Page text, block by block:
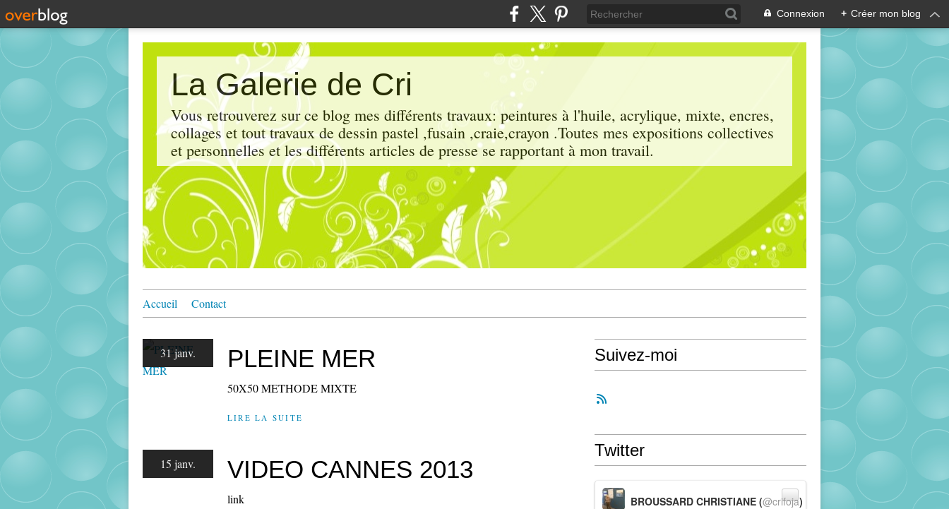
Connexion + Créer mon blog
La Galerie de Cri
Vous retrouverez sur ce blog mes différents travaux: peintures à l'huile, acrylique, mixte, encres,
collages et tout travaux de dessin pastel ,fusain ,craie,crayon .Toutes mes expositions collectives
et personnelles et les différents articles de presse se rapportant à mon travail.
Accueil Contact
31 janv. PLEINE MER
50X50 METHODE MIXTE
LIRE LA SUITE
15 janv. VIDEO CANNES 2013
link
Suivez-moi
Twitter
BROUSSARD CHRISTIANE (@crifoja)